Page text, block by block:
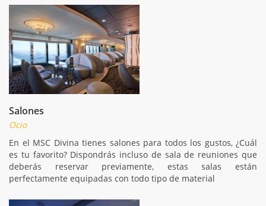
Salones
Ocio
En el MSC Divina tienes salones para todos los gustos, ¿Cuál
es tu favorito? Dispondrás incluso de sala de reuniones que
deberás reservar previamente, estas salas están
perfectamente equipadas con todo tipo de material